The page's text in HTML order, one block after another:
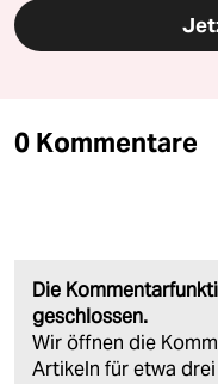
0 Kommentare
Die
geschlossen.
Wir öffnen die
Artikeln für etwa drei